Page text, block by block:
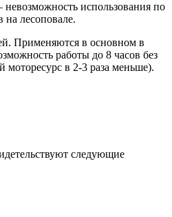
использования по
на лесоповале.
Применяются в основном в
работы до 8 часов без
моторесурс в 2-3 раза меньше).
следующие